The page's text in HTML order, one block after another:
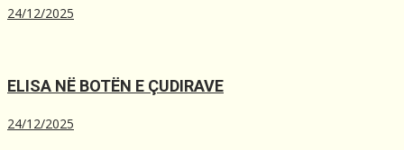
24/12/2025
ELISA NË BOTËN E ÇUDIRAVE
24/12/2025